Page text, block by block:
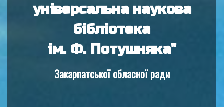
універсальна наукова
бібліотека
ім. Ф. Потушняка"
Закарпатської обласної ради